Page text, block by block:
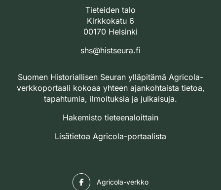
Tieteiden talo
Kirkkokatu 6
00170 Helsinki
shs@histseura.fi
Suomen Historiallisen Seuran ylläpitämä Agricola-
verkkoportaali kokoaa yhteen ajankohtaista tietoa,
tapahtumia, ilmoituksia ja julkaisuja.
Hakemisto tieteenaloittain
Lisätietoa Agricola-portaalista
Agricola-verkko